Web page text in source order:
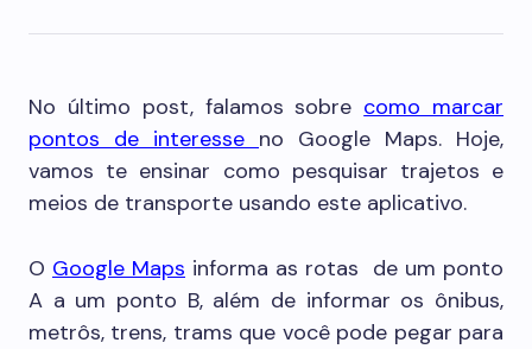
No último post, falamos sobre como marcar
pontos de interesse no Google Maps. Hoje,
vamos te ensinar como pesquisar trajetos e
meios de transporte usando este aplicativo.
O Google Maps informa as rotas de um ponto
A a um ponto B, além de informar os ônibus,
metrôs, trens, trams que você pode pegar para